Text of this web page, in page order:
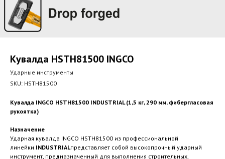
Кувалда HSTH81500 INGCO
Ударные инструменты
SKU: HSTH81500
Кувалда INGCO HSTH81500 INDUSTRIAL (1,5 кг, 290 мм, фибергласовая
рукоятка)
Назначение
Ударная кувалда INGCO HSTH81500 из профессиональной
линейки INDUSTRIALпредставляет собой высокопрочный ударный
инструмент, предназначенный для выполнения строительных,